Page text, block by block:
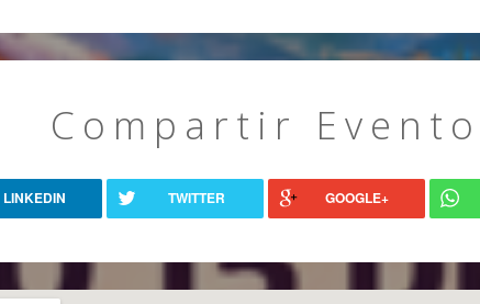
Compartir Evento
LINKEDIN TWITTER GOOGLE+